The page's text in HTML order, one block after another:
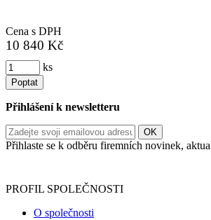
Cena s DPH
10 840 Kč
ks
Poptat
Přihlášení k newsletteru
Přihlaste se k odběru firemních novinek,
PROFIL SPOLEČNOSTI
O společnosti